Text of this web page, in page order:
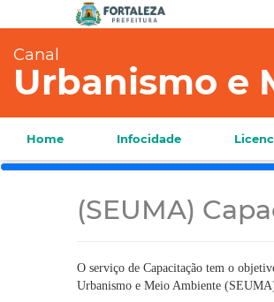
Canal
Urbanismo e
Home Infocidade
(SEUMA)
O serviço de Capacitação tem o
Urbanismo e Meio Ambiente